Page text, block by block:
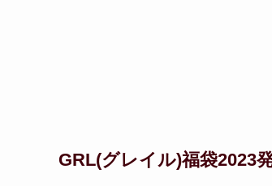
GRL(グレイル)福袋2023